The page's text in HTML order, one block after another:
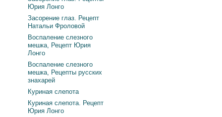
Юрия Лонго
Засорение глаз. Рецепт
Натальи Фроловой
Воспаление слезного
мешка, Рецепт Юрия
Лонго
Воспаление слезного
мешка, Рецепты русских
знахарей
Куриная слепота
Куриная слепота. Рецепт
Юрия Лонго